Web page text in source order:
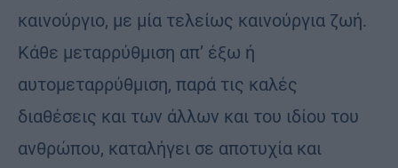
καινούργιο, με μία τελείως καινούργια ζωή.
Κάθε μεταρρύθμιση απ’ έξω ή
αυτοµεταρρύθµιση, παρά τις καλές
διαθέσεις και των άλλων και του ιδίου του
ανθρώπου, καταλήγει σε αποτυχία και